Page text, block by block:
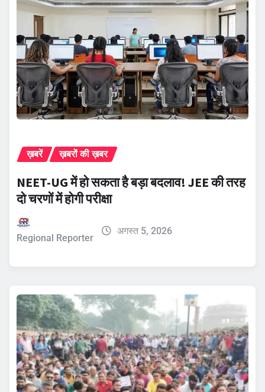
ख़बरें ख़बरों की ख़बर
NEET-UG में हो सकता है बड़ा बदलाव! JEE की तरह
दो चरणों में होगी परीक्षा
Regional Reporter
अगस्त 5, 2026